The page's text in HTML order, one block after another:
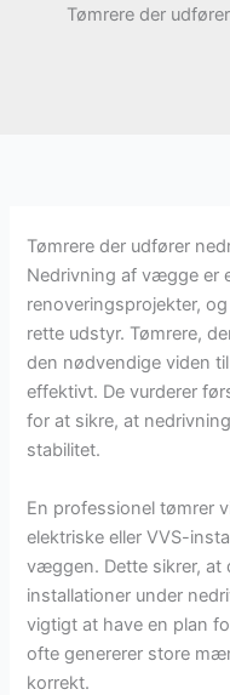
Tømrere der
Tømrere der udfører
Nedrivning af vægge er
renoveringsprojekter,
rette udstyr. Tømrere,
den nødvendige viden
effektivt. De vurderer
for at sikre, at
stabilitet.
En professionel tømrer
elektriske eller VVS-
væggen. Dette sikrer, at
installationer under
vigtigt at have en plan
ofte genererer store
korrekt.